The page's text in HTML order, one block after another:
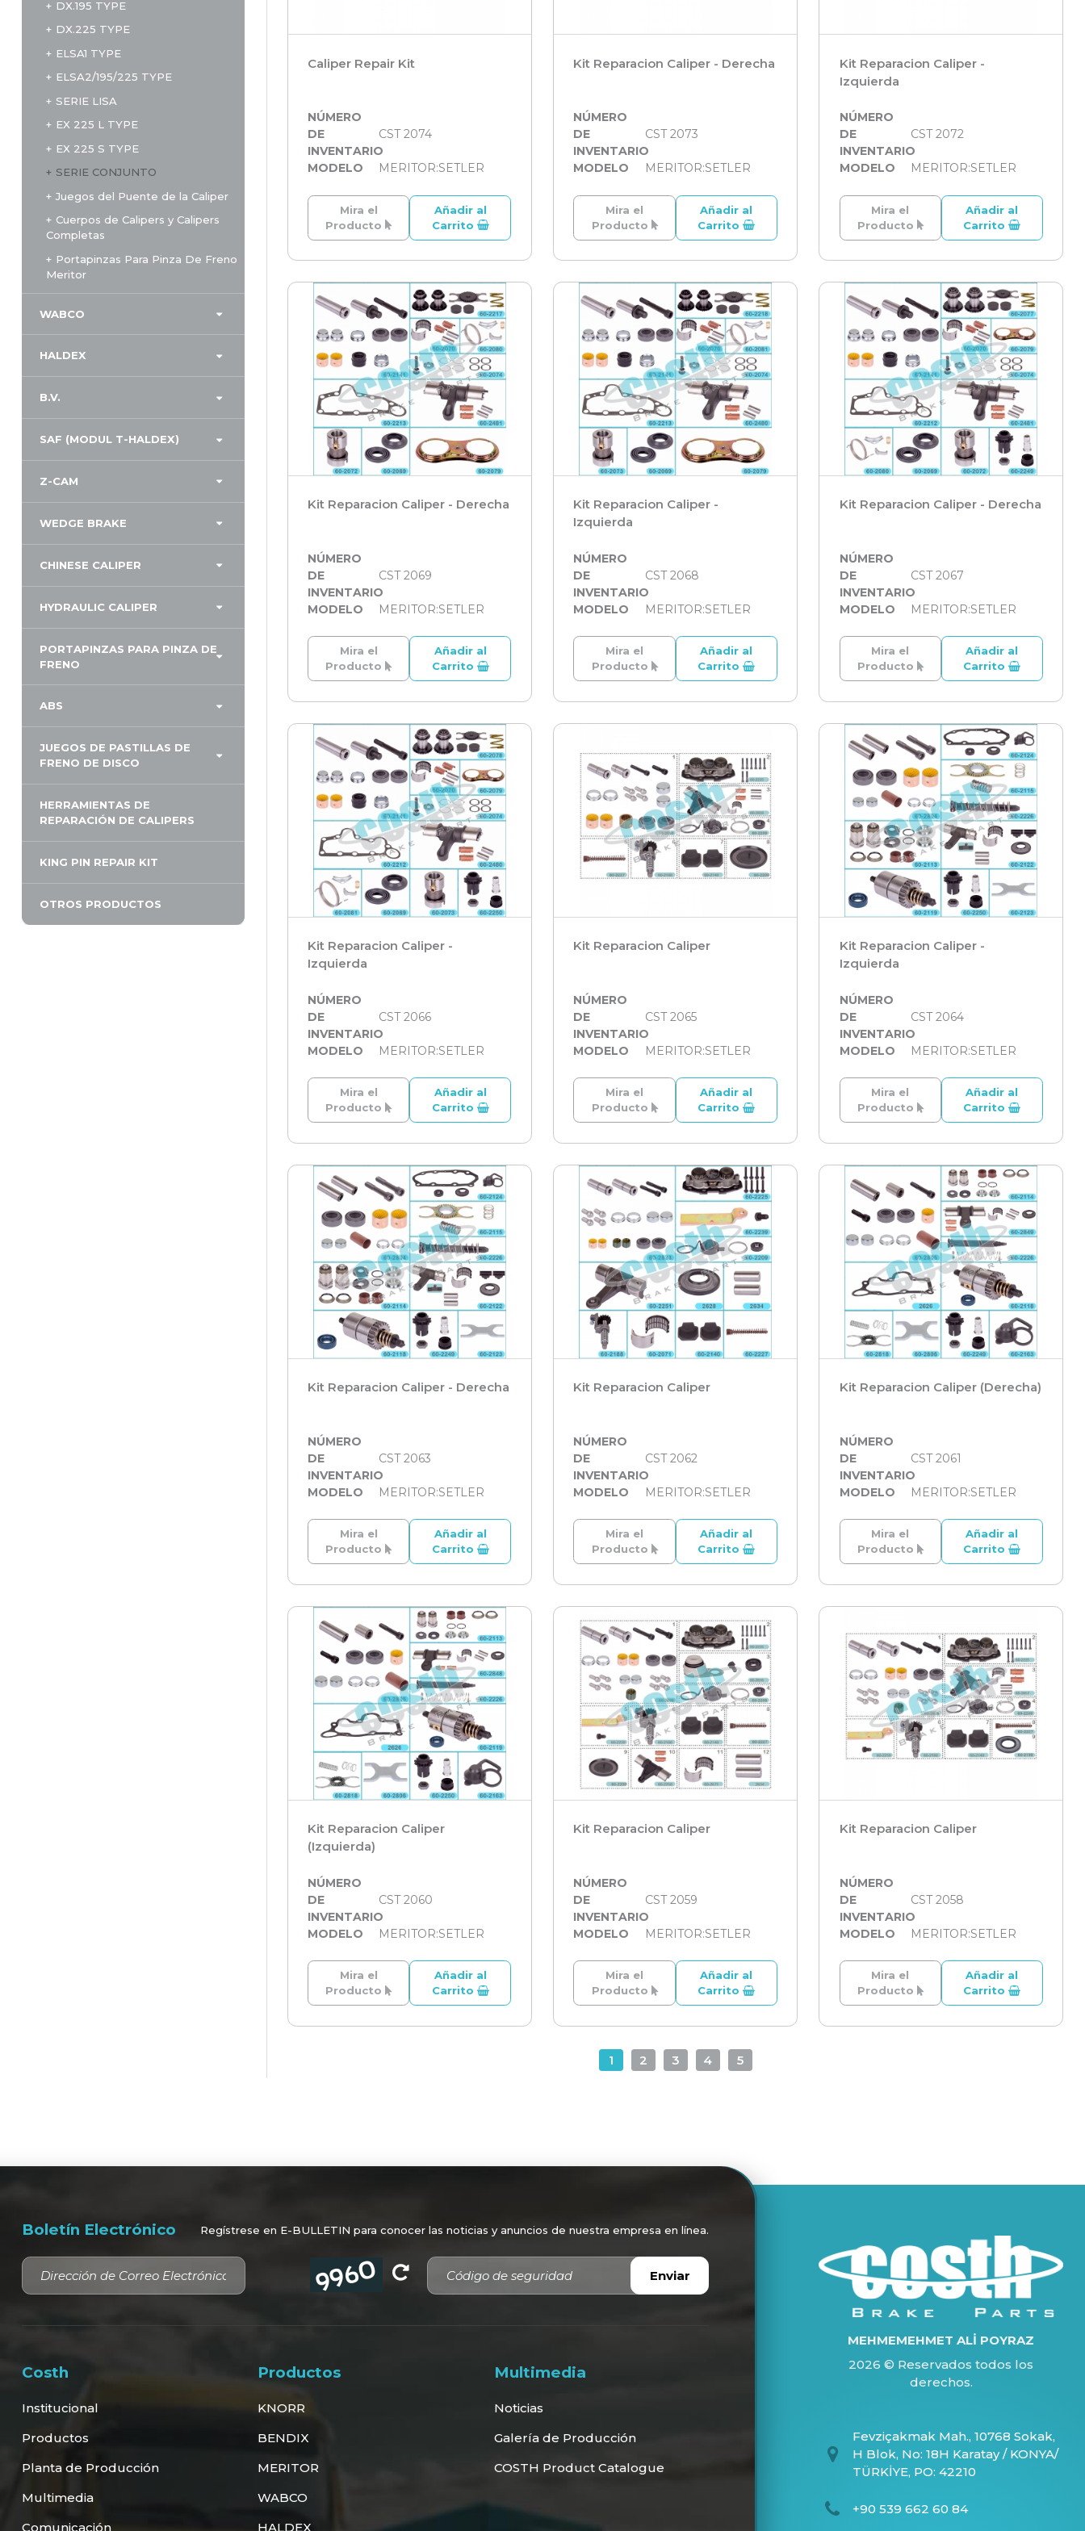
Caliper Repair Kit
NÚMERO
DE
INVENTARIO
CST 2074
MODELO MERITOR:SETLER
Mira el
Producto
Añadir al
Carrito
Kit Reparacion Caliper - Derecha
NÚMERO
DE
INVENTARIO
CST 2073
MODELO MERITOR:SETLER
Mira el
Producto
Añadir al
Carrito
Kit Reparacion Caliper -
Izquierda
NÚMERO
DE
INVENTARIO
CST 2072
MODELO MERITOR:SETLER
Mira el
Producto
Añadir al
Carrito
Kit Reparacion Caliper - Derecha
NÚMERO
DE
INVENTARIO
CST 2069
MODELO MERITOR:SETLER
Mira el
Producto
Añadir al
Carrito
Kit Reparacion Caliper -
Izquierda
NÚMERO
DE
INVENTARIO
CST 2068
MODELO MERITOR:SETLER
Mira el
Producto
Añadir al
Carrito
Kit Reparacion Caliper - Derecha
NÚMERO
DE
INVENTARIO
CST 2067
MODELO MERITOR:SETLER
Mira el
Producto
Añadir al
Carrito
Kit Reparacion Caliper -
Izquierda
NÚMERO
DE
INVENTARIO
CST 2066
MODELO MERITOR:SETLER
Mira el
Producto
Añadir al
Carrito
Kit Reparacion Caliper
NÚMERO
DE
INVENTARIO
CST 2065
MODELO MERITOR:SETLER
Mira el
Producto
Añadir al
Carrito
Kit Reparacion Caliper -
Izquierda
NÚMERO
DE
INVENTARIO
CST 2064
MODELO MERITOR:SETLER
Mira el
Producto
Añadir al
Carrito
Kit Reparacion Caliper - Derecha
NÚMERO
DE
INVENTARIO
CST 2063
MODELO MERITOR:SETLER
Mira el
Producto
Añadir al
Carrito
Kit Reparacion Caliper
NÚMERO
DE
INVENTARIO
CST 2062
MODELO MERITOR:SETLER
Mira el
Producto
Añadir al
Carrito
Kit Reparacion Caliper (Derecha)
NÚMERO
DE
INVENTARIO
CST 2061
MODELO MERITOR:SETLER
Mira el
Producto
Añadir al
Carrito
Kit Reparacion Caliper
(Izquierda)
NÚMERO
DE
INVENTARIO
CST 2060
MODELO MERITOR:SETLER
Mira el
Producto
Añadir al
Carrito
Kit Reparacion Caliper
NÚMERO
DE
INVENTARIO
CST 2059
MODELO MERITOR:SETLER
Mira el
Producto
Añadir al
Carrito
Kit Reparacion Caliper
NÚMERO
DE
INVENTARIO
CST 2058
MODELO MERITOR:SETLER
Mira el
Producto
Añadir al
Carrito
1 2 3 4 5
DX.195 TYPE
DX.225 TYPE
ELSA1 TYPE
ELSA2/195/225 TYPE
SERIE LISA
EX 225 L TYPE
EX 225 S TYPE
SERIE CONJUNTO
Juegos del Puente de la Caliper
Cuerpos de Calipers y Calipers
Completas
Portapinzas Para Pinza De Freno
Meritor
WABCO
HALDEX
B.V.
SAF (MODUL T-HALDEX)
Z-CAM
WEDGE BRAKE
CHINESE CALIPER
HYDRAULIC CALIPER
PORTAPINZAS PARA PINZA DE
FRENO
ABS
JUEGOS DE PASTILLAS DE
FRENO DE DISCO
HERRAMIENTAS DE
REPARACIÓN DE CALIPERS
KING PIN REPAIR KIT
OTROS PRODUCTOS
MEHMEMEHMET ALİ POYRAZ
2026 © Reservados todos los
derechos.
Fevziçakmak Mah., 10768 Sokak,
H Blok, No: 18H Karatay / KONYA/
TÜRKİYE, PO: 42210
+90 539 662 60 84
Boletín Electrónico Regístrese en E-BULLETIN para conocer las noticias y anuncios de nuestra empresa en línea.
Código de seguridad
Enviar
Costh
Institucional
Productos
Planta de Producción
Multimedia
Comunicación
Productos
KNORR
BENDIX
MERITOR
WABCO
HALDEX
Multimedia
Noticias
Galería de Producción
COSTH Product Catalogue